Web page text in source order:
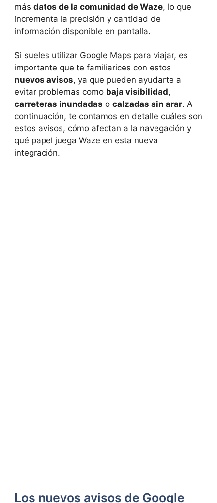
más datos de la comunidad de Waze, lo que
incrementa la precisión y cantidad de
información disponible en pantalla.
Si sueles utilizar Google Maps para viajar, es
importante que te familiarices con estos
nuevos avisos, ya que pueden ayudarte a
evitar problemas como baja visibilidad,
carreteras inundadas o calzadas sin arar. A
continuación, te contamos en detalle cuáles son
estos avisos, cómo afectan a la navegación y
qué papel juega Waze en esta nueva
integración.
Los nuevos avisos de Google